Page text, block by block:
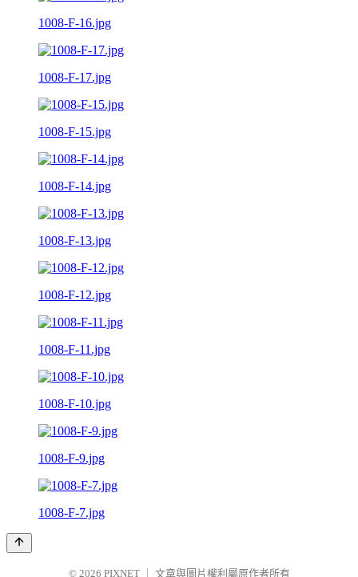
1008-F-16.jpg
1008-F-17.jpg
1008-F-15.jpg
1008-F-14.jpg
1008-F-13.jpg
1008-F-12.jpg
1008-F-11.jpg
1008-F-10.jpg
1008-F-9.jpg
1008-F-7.jpg
© 2026 PIXNET 文章與圖片權利屬原作者所有